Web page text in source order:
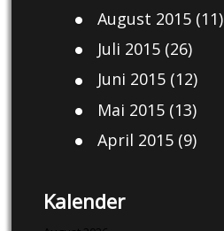
August 2015(11)
Juli 2015(26)
Juni 2015(12)
Mai 2015(13)
April 2015(9)
Kalender